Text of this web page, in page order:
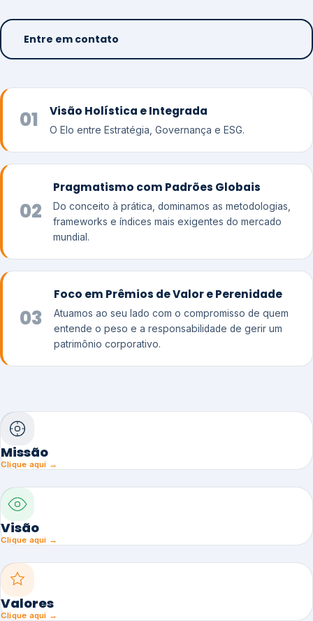
Entre em contato
01 Visão Holística e Integrada
O Elo entre Estratégia, Governança e ESG.
02
Pragmatismo com Padrões Globais
Do conceito à prática, dominamos as metodologias,
frameworks e índices mais exigentes do mercado
mundial.
03
Foco em Prêmios de Valor e Perenidade
Atuamos ao seu lado com o compromisso de quem
entende o peso e a responsabilidade de gerir um
patrimônio corporativo.
Missão
Clique aqui →
Visão
Clique aqui →
Valores
Clique aqui →